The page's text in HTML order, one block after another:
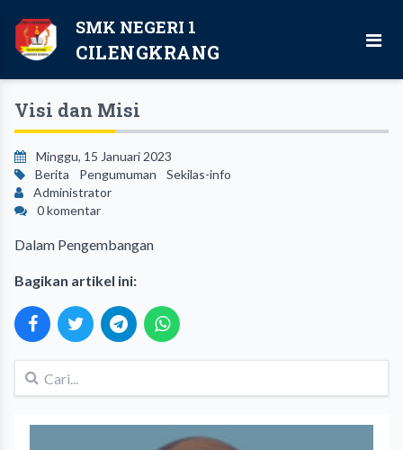
SMK NEGERI 1
CILENGKRANG
Visi dan Misi
Minggu, 15 Januari 2023
Berita
Pengumuman
Sekilas-info
Administrator
0 komentar
Dalam Pengembangan
Bagikan artikel ini: